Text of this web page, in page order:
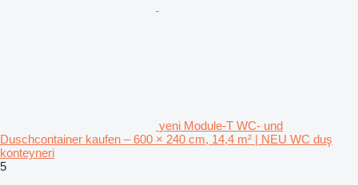
yeni Module-T WC- und
Duschcontainer kaufen – 600 × 240 cm, 14,4 m² | NEU WC duş
konteyneri
5